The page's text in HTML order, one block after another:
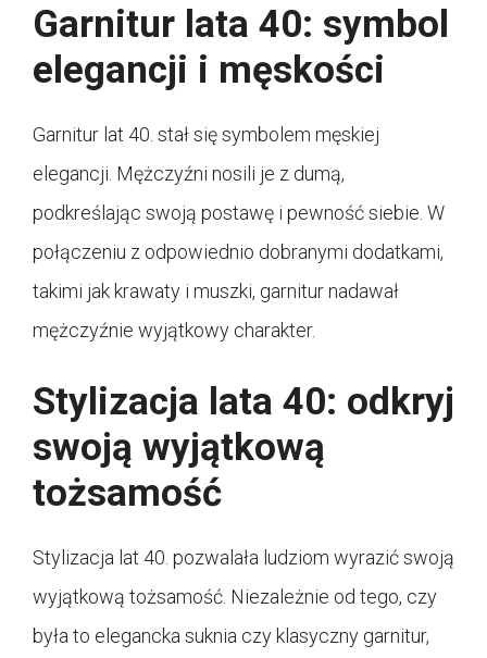
Garnitur lata 40: symbol
elegancji i męskości
Garnitur lat 40. stał się symbolem męskiej
elegancji. Mężczyźni nosili je z dumą,
podkreślając swoją postawę i pewność siebie. W
połączeniu z odpowiednio dobranymi dodatkami,
takimi jak krawaty i muszki, garnitur nadawał
mężczyźnie wyjątkowy charakter.
Stylizacja lata 40: odkryj
swoją wyjątkową
tożsamość
Stylizacja lat 40. pozwalała ludziom wyrazić swoją
wyjątkową tożsamość. Niezależnie od tego, czy
była to elegancka suknia czy klasyczny garnitur,